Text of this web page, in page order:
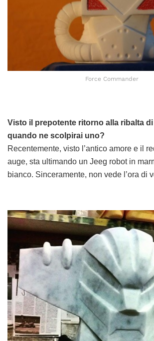
Force Commander
Visto il prepotente ritorno alla ribalta
quando ne scolpirai uno?
Recentemente, visto l’antico amore e il
auge, sta ultimando un Jeeg robot in
bianco. Sinceramente, non vede l’ora di